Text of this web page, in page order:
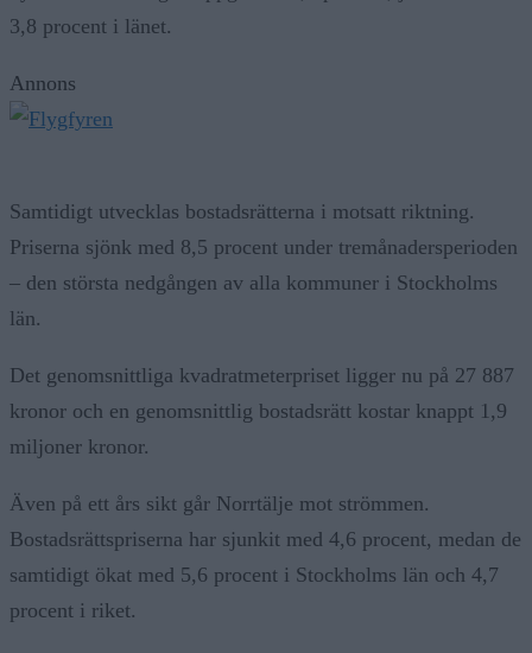
3,8 procent i länet.
Annons
Samtidigt utvecklas bostadsrätterna i motsatt riktning.
Priserna sjönk med 8,5 procent under tremånadersperioden
– den största nedgången av alla kommuner i Stockholms
län.
Det genomsnittliga kvadratmeterpriset ligger nu på 27 887
kronor och en genomsnittlig bostadsrätt kostar knappt 1,9
miljoner kronor.
Även på ett års sikt går Norrtälje mot strömmen.
Bostadsrättspriserna har sjunkit med 4,6 procent, medan de
samtidigt ökat med 5,6 procent i Stockholms län och 4,7
procent i riket.